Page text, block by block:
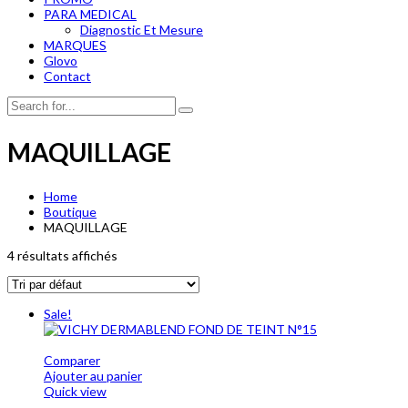
PARA MEDICAL
Diagnostic Et Mesure
MARQUES
Glovo
Contact
MAQUILLAGE
Home
Boutique
MAQUILLAGE
4 résultats affichés
Sale!
Comparer
Ajouter au panier
Quick view